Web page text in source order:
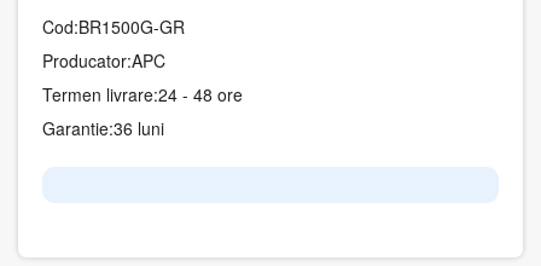
Cod:BR1500G-GR
Producator:APC
Termen livrare:24 - 48 ore
Garantie:36 luni